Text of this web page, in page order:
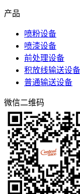
产品
喷粉设备
喷漆设备
前处理设备
积放线输送设备
普通输送设备
微信二维码